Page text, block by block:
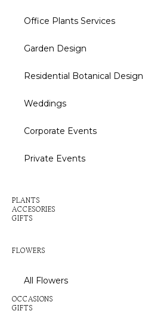
Office Plants Services
Garden Design
Residential Botanical Design
Weddings
Corporate Events
Private Events
Inactive
PLANTS
ACCESORIES
GIFTS
Inactive
FLOWERS
All Flowers
OCCASIONS
GIFTS